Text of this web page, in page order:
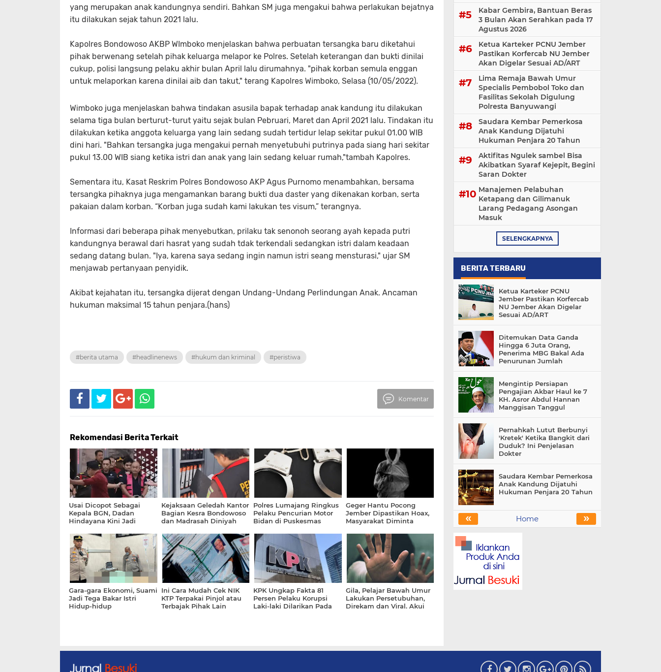
yang merupakan anak kandungnya sendiri. Bahkan SM juga mengakui bahwa perlakukan bejatnya
itu dilakukan sejak tahun 2021 lalu.
Kapolres Bondowoso AKBP WImboko menjelaskan bahwa perbuatan tersangka baru diketahui
pihak berwenang setelah pihak keluarga melapor ke Polres. Setelah keterangan dan bukti dinilai
cukup, polisi langsung pelaku akhir bulan April lalu dirumahnya. "pihak korban semula enggan
untuk melaporkan karena dinilai aib dan takut," terang Kapolres Wimboko, Selasa (10/05/2022).
Wimboko juga menjelaskan bahwa tindakan asusila bapak terhadap anak kandung itu dilakukan
selama tiga bulan berturut-turut yaitu sejak bulan Pebruari, Maret dan April 2021 lalu. Tindakan itu
dilakukan ketika anggota keluarga yang lain sedang sudah tertidur lelap sekitar pukul 01.00 WIB
dini hari. "Bahkan tersangka juga mengakui pernah menyetubuhi putrinya pada siang hari sekitar
pukul 13.00 WIB siang ketika istri dan anak yang lain sedang keluar rumah,"tambah Kapolres.
Sementara itu, Kasat Reskrim Polres Bondowoso AKP Agus Purnomo menambahkan, bersama
tersangka pihaknya juga mengamankan barang bukti dua daster yang dikenakan korban, serta
pakaian dalam korban. “Korban juga sudah kami lakukan tes visum,” terangnya.
Informasi dari beberapa pihak menyebutkan, prilaku tak senonoh seorang ayah kepada putri
kandungnya berawal dari hasrat yang sudah tdak terkendali sedangkan istri dalam keadaan
sedang datang bulan. "Iya, karena saya sedang ingin namun istri seang mensturasi," ujar SM
menjawab pertanyaan penyidik.
Akibat kejahatan itu, tersangka dijerat dengan Undang-Undang Perlindungan Anak. Ancaman
hukuman maksimal 15 tahun penjara.(hans)
#berita utama #headlinenews #hukum dan kriminal #peristiwa
Komentar
Rekomendasi Berita Terkait
Usai Dicopot Sebagai
Kepala BGN, Dadan
Hindayana Kini Jadi
Kejaksaan Geledah Kantor
Bagian Kesra Bondowoso
dan Madrasah Diniyah
Korupsi Dana Hibah Rp.
4,8 Milyar
Polres Lumajang Ringkus
Pelaku Pencurian Motor
Bidan di Puskesmas
Geger Hantu Pocong
Jember Dipastikan Hoax,
Masyarakat Diminta
Gara-gara Ekonomi, Suami
Jadi Tega Bakar Istri
Hidup-hidup
Ini Cara Mudah Cek NIK
KTP Terpakai Pinjol atau
Terbajak Pihak Lain
KPK Ungkap Fakta 81
Persen Pelaku Korupsi
Laki-laki Dilarikan Pada
Gila, Pelajar Bawah Umur
Lakukan Persetubuhan,
Direkam dan Viral. Akui
Kabar Gembira, Bantuan Beras
3 Bulan Akan Serahkan pada 17
Agustus 2026
Ketua Karteker PCNU Jember
Pastikan Korfercab NU Jember
Akan Digelar Sesuai AD/ART
Lima Remaja Bawah Umur
Specialis Pembobol Toko dan
Fasilitas Sekolah Digulung
Polresta Banyuwangi
Saudara Kembar Pemerkosa
Anak Kandung Dijatuhi
Hukuman Penjara 20 Tahun
Aktifitas Ngulek sambel Bisa
Akibatkan Syaraf Kejepit, Begini
Saran Dokter
Manajemen Pelabuhan
Ketapang dan Gilimanuk
Larang Pedagang Asongan
Masuk
SELENGKAPNYA
BERITA TERBARU
Ketua Karteker PCNU
Jember Pastikan Korfercab
NU Jember Akan Digelar
Sesuai AD/ART
Ditemukan Data Ganda
Hingga 6 Juta Orang,
Penerima MBG Bakal Ada
Penurunan Jumlah
Mengintip Persiapan
Pengajian Akbar Haul ke 7
KH. Asror Abdul Hannan
Manggisan Tanggul
Pernahkah Lutut Berbunyi
'Kretek' Ketika Bangkit dari
Duduk? Ini Penjelasan
Dokter
Saudara Kembar Pemerkosa
Anak Kandung Dijatuhi
Hukuman Penjara 20 Tahun
« »
Home